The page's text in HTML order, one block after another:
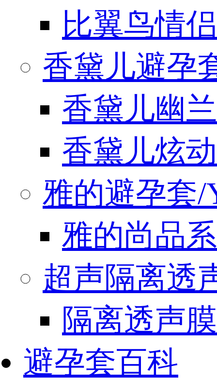
比翼鸟情
香黛儿避孕
香黛儿幽
香黛儿炫
雅的避孕套/
雅的尚品
超声隔离透
隔离透声
避孕套百科